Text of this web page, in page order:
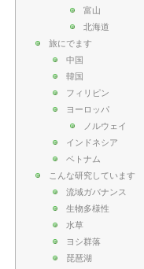
富山
北海道
旅にでます
中国
韓国
フィリピン
ヨーロッパ
ノルウェイ
インドネシア
ベトナム
こんな研究しています
流域ガバナンス
生物多様性
水草
ヨシ群落
琵琶湖